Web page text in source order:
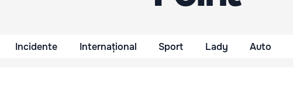
Incidente Internațional Sport Lady Auto